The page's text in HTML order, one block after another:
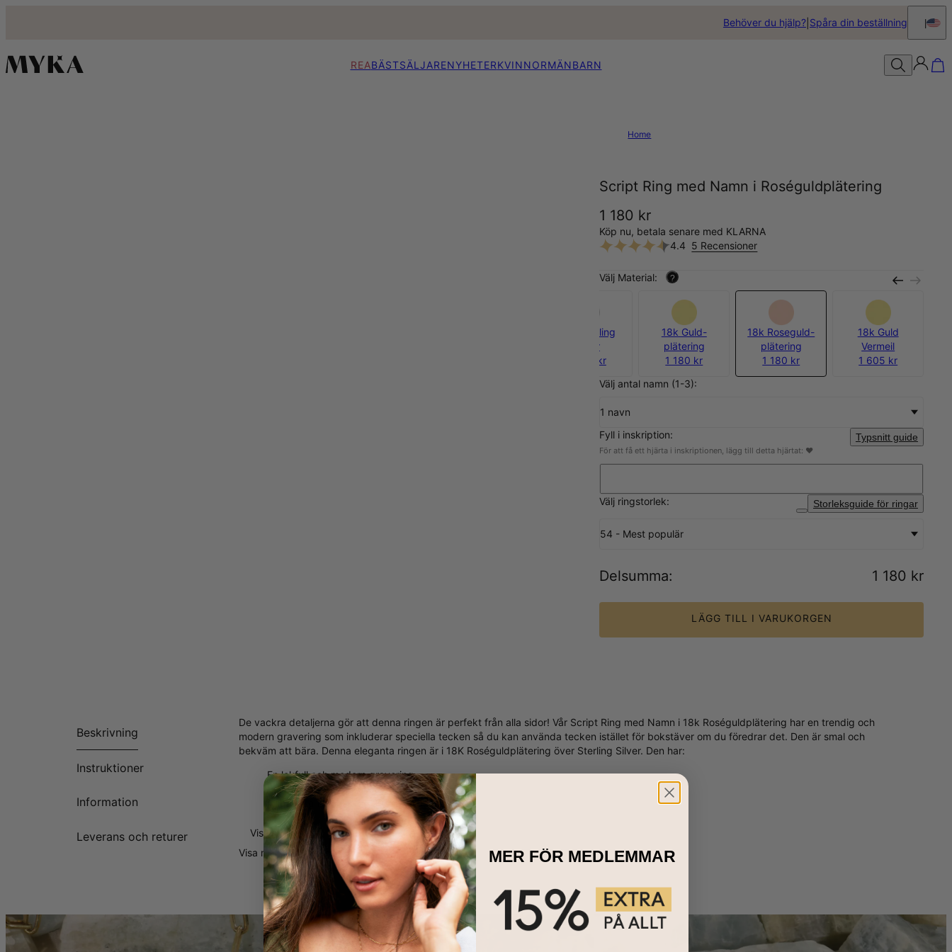
Behöver du hjälp? Spåra din beställning
REABÄSTSÄLJARENYHETERKVINNORMÄNBARN
Home
Script Ring med Namn i Roséguldplätering
1 180 kr
Köp nu, betala senare med KLARNA
4.4 5 Recensioner
Välj Material: ?
925 Sterling
Silver
1 070 kr
18k Guld-
plätering
1 180 kr
18k Roseguld-
plätering
1 180 kr
18k Guld
Vermeil
1 605 kr
Välj antal namn (1-3):
1 navn
Fyll i inskription:
Typsnitt guide
För att få ett hjärta i inskriptionen, lägg till detta hjärtat: ♥
Välj ringstorlek: Storleksguide för ringar
54 - Mest populär
Delsumma: 1 180 kr
LÄGG TILL I VARUKORGEN
Beskrivning
Instruktioner
Information
Leverans och returer
De vackra detaljerna gör att denna ringen är perfekt från alla sidor! Vår Script Ring med Namn i 18k Roséguldplätering har en trendig och
modern gravering som inkluderar speciella tecken så du kan använda tecken istället för bokstäver om du föredrar det. Den är smal och
bekväm att bära. Denna eleganta ringen är i 18K Roséguldplätering över Sterling Silver. Den har:
En lekfull och modern gravering
Plats för upp till 8 bokstäver
Tillgänglig i storlek 15-20, halvstorlekar ingår
Visa mer
VARFÖR DENNA RINGEN STÅR UT:
Vi älskar roséguld looken: Den passar alla hudtoner och den har en speciell och romantisk design. Tillsammans med graveringen som du själv
väljer så är denna ringen en fröjd för ögat.
FLER VAL:
Denna graciösa ringen finns också iSterling Silver namnringarför att komplettera din
Visa mer Visa mindre MER FÖR MEDLEMMAR